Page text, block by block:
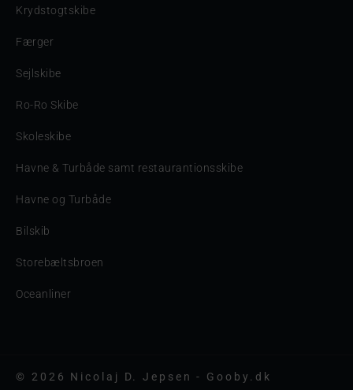
Krydstogtskibe
Færger
Sejlskibe
Ro-Ro Skibe
Skoleskibe
Havne & Turbåde samt restaurantionsskibe
Havne og Turbåde
Bilskib
Storebæltsbroen
Oceanliner
© 2026 Nicolaj D. Jepsen - Gooby.dk